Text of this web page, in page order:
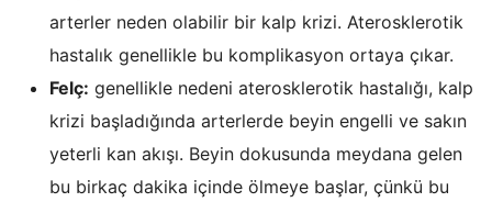
arterler neden olabilir bir kalp krizi. Aterosklerotik
hastalık genellikle bu komplikasyon ortaya çıkar.
Felç: genellikle nedeni aterosklerotik hastalığı, kalp
krizi başladığında arterlerde beyin engelli ve sakın
yeterli kan akışı. Beyin dokusunda meydana gelen
bu birkaç dakika içinde ölmeye başlar, çünkü bu